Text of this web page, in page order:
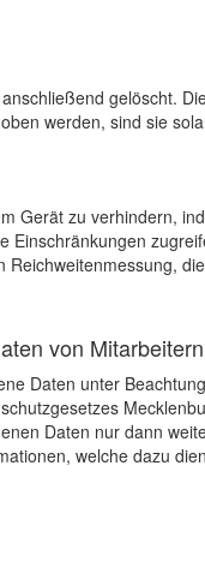
gelöscht.
werden, sind sie
Gerät zu verhindern,
von
Daten unter
Daten nur dann
welche dazu